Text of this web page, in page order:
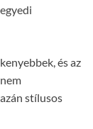
és az
stílusos